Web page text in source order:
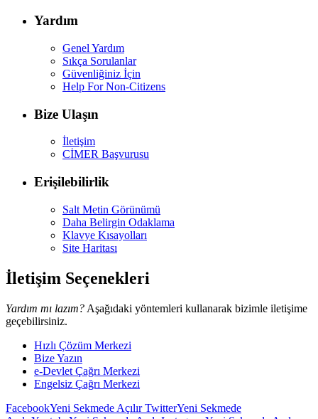
Yardım
Genel Yardım
Sıkça Sorulanlar
Güvenliğiniz İçin
Help For Non-Citizens
Bize Ulaşın
İletişim
CİMER Başvurusu
Erişilebilirlik
Salt Metin Görünümü
Daha Belirgin Odaklama
Klavye Kısayolları
Site Haritası
İletişim Seçenekleri
Yardım mı lazım? Aşağıdaki yöntemleri kullanarak bizimle iletişime
geçebilirsiniz.
Hızlı Çözüm Merkezi
Bize Yazın
e-Devlet Çağrı Merkezi
Engelsiz Çağrı Merkezi
FacebookYeni Sekmede AçılırTwitterYeni Sekmede